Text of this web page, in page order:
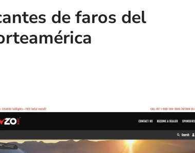
de faros del